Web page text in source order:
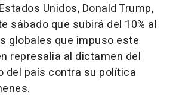
Unidos, Donald Trump,
sábado que subirá del 10% al
globales que impuso este
represalia al dictamen del
del país contra su política